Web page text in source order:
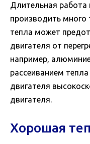
Длительная работа
производить много
тепла может
двигателя от
например,
рассеиванием
двигателя
двигателя.
Хорошая